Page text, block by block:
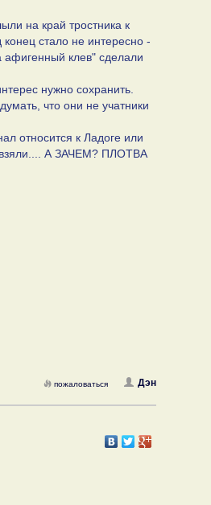
на край тростника к
стало не интересно -
афигенный клев" сделали
нужно сохранить.
что они не учатники
относится к Ладоге или
взяли.... А ЗАЧЕМ? ПЛОТВА
Дэн
пожаловаться